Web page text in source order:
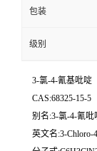
包装
级别
3-氯-4-氰基吡啶
CAS:68325-15-5
别名:3-氯-4-氰吡
英文名:3-Chloro-